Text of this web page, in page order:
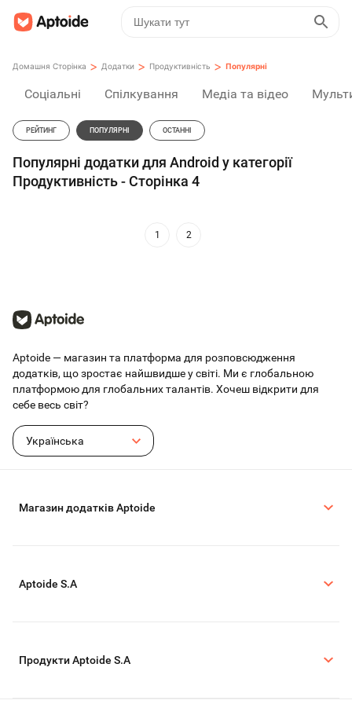
Домашня Сторінка > Додатки > Продуктивність > Популярні
Соціальні Спілкування Медіа та відео
РЕЙТИНГ ПОПУЛЯРНІ ОСТАННІ
Популярні додатки для Android у категорії
Продуктивність - Сторінка 4
1 2
Aptoide — магазин та платформа для розповсюдження
додатків, що зростає найшвидше у світі. Ми є глобальною
платформою для глобальних талантів. Хочеш відкрити для
себе весь світ?
Українська
Магазин додатків Aptoide
Aptoide S.A
Продукти Aptoide S.A